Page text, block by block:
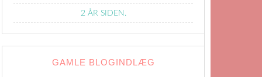
2 ÅR SIDEN.
GAMLE BLOGINDLÆG